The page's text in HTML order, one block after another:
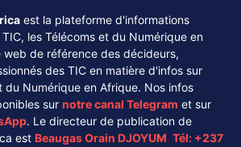
est la plateforme d'informations
les Télécoms et du Numérique en
web de référence des décideurs,
des TIC en matière d'infos sur
du Numérique en Afrique. Nos infos
sur notre canal Telegram et sur
. Le directeur de publication de
est Beaugas Orain DJOYUM. Tél: +237